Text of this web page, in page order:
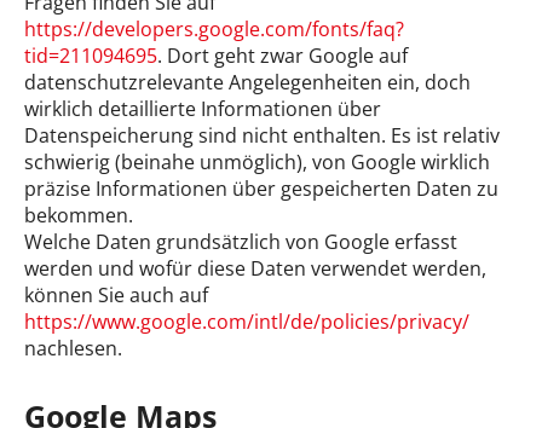
https://developers.google.com/fonts/faq?
tid=211094695. Dort geht zwar Google auf
datenschutzrelevante Angelegenheiten ein, doch
wirklich detaillierte Informationen über
Datenspeicherung sind nicht enthalten. Es ist relativ
schwierig (beinahe unmöglich), von Google wirklich
präzise Informationen über gespeicherten Daten zu
bekommen.
Welche Daten grundsätzlich von Google erfasst
werden und wofür diese Daten verwendet werden,
können Sie auch auf
https://www.google.com/intl/de/policies/privacy/
nachlesen.
Google Maps